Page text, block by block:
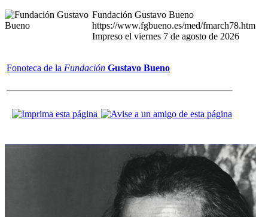
Fundación Gustavo Bueno
https://www.fgbueno.es/med/fmarch78.htm
Impreso el viernes 7 de agosto de 2026
Fonoteca de la Fundación Gustavo Bueno